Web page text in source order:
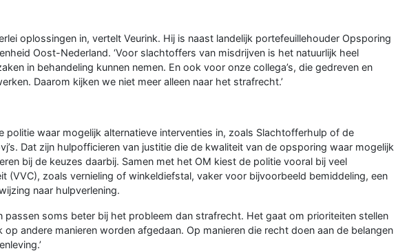
oplossingen in, vertelt Veurink. Hij is naast landelijk portefeuillehouder Opsporing
Oost-Nederland. ‘Voor slachtoffers van misdrijven is het natuurlijk heel
in behandeling kunnen nemen. En ook voor onze collega’s, die gedreven en
Daarom kijken we niet meer alleen naar het strafrecht.’
politie waar mogelijk alternatieve interventies in, zoals Slachtofferhulp of de
Dat zijn hulpofficieren van justitie die de kwaliteit van de opsporing waar mogelijk
bij de keuzes daarbij. Samen met het OM kiest de politie vooral bij veel
(VVC), zoals vernieling of winkeldiefstal, vaker voor bijvoorbeeld bemiddeling, een
naar hulpverlening.
passen soms beter bij het probleem dan strafrecht. Het gaat om prioriteiten stellen
andere manieren worden afgedaan. Op manieren die recht doen aan de belangen